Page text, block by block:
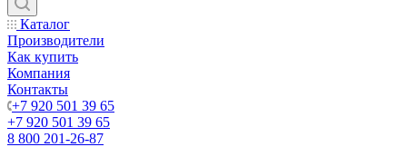
Каталог
Производители
Как купить
Компания
Контакты
+7 920 501 39 65
+7 920 501 39 65
8 800 201-26-87